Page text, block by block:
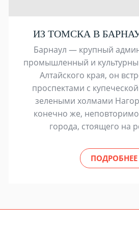
ИЗ ТОМСКА В
Барнаул — крупный
промышленный и
Алтайского края, он
проспектами с
зелеными холмами
конечно же,
города, стоящего на
ПОДРОБНЕЕ